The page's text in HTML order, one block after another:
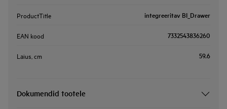
ProductTitle integreeritav BI_Drawer
EAN kood 7332543836260
Laius, cm 59.6
Dokumendid tootele